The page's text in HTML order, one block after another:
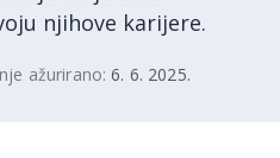
njihove karijere.
ažurirano:6. 6. 2025.